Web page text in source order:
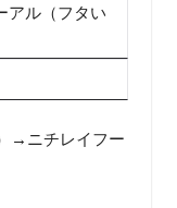
ル（フタい
→ニチレイフー